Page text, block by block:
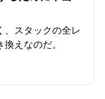
、スタックの全レ
えなのだ。